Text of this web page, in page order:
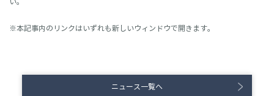
※本記事内のリンクはいずれも新しいウィンドウで開きます。
ニュース一覧へ